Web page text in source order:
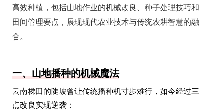
高效种植，包括山地作业的机械改良、种子处理技巧和
田间管理要点，展现现代农业技术与传统农耕智慧的融
合。
一、山地播种的机械魔法
云南梯田的陡坡曾让传统播种机寸步难行，如今经过三
点改良实现逆袭：